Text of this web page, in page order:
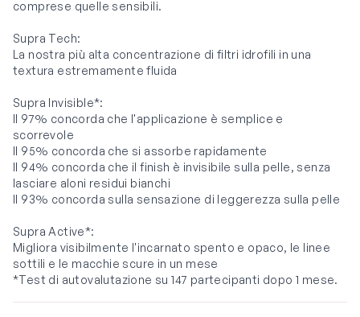
comprese quelle sensibili.
Supra Tech:
La nostra più alta concentrazione di filtri idrofili in una
textura estremamente fluida
Supra Invisible*:
Il 97% concorda che l'applicazione è semplice e
scorrevole
Il 95% concorda che si assorbe rapidamente
Il 94% concorda che il finish è invisibile sulla pelle, senza
lasciare aloni residui bianchi
Il 93% concorda sulla sensazione di leggerezza sulla pelle
Supra Active*:
Migliora visibilmente l'incarnato spento e opaco, le linee
sottili e le macchie scure in un mese
*Test di autovalutazione su 147 partecipanti dopo 1 mese.